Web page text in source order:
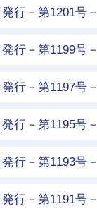
行－第1201号－
行－第1199号－
行－第1197号－
行－第1195号－
行－第1193号－
行－第1191号－